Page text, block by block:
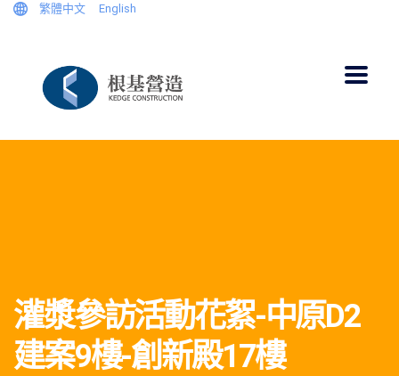
繁體中文 English
灌漿參訪活動花絮-中原D2
建案9樓-創新殿17樓